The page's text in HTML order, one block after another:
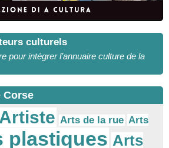
culturels
pour intégrer l’annuaire culture de la
Corse
Artiste Arts de la rue Arts
plastiques Arts